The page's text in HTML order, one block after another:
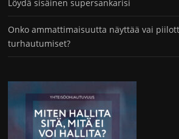
Löydä sisäinen supersankarisi
Onko ammattimaisuutta näyttää vai
turhautumiset?